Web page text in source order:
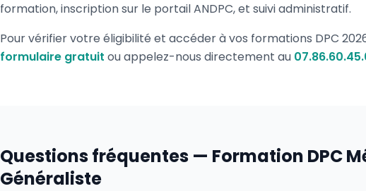
formation, inscription sur le portail ANDPC, et suivi administratif.
Pour vérifier votre éligibilité et accéder à vos formations DPC
formulaire gratuit ou appelez-nous directement au
Questions fréquentes — Formation DPC
Généraliste